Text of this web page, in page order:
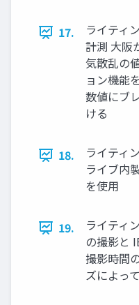
17.
ライティ
計測 大阪
気散乱の
ョン機能
数値にブ
ける
18.
ライティ
ライブ内
を使用
19.
ライティ
の撮影と
撮影時間
ズによっ